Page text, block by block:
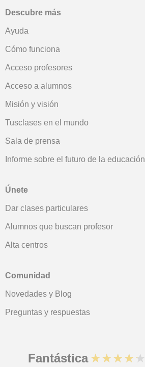
Descubre más
Ayuda
Cómo funciona
Acceso profesores
Acceso a alumnos
Misión y visión
Tusclases en el mundo
Sala de prensa
Informe sobre el futuro de la educación
Únete
Dar clases particulares
Alumnos que buscan profesor
Alta centros
Comunidad
Novedades y Blog
Preguntas y respuestas
Fantástica ★★★★★